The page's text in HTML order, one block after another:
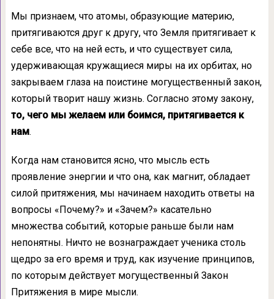
Мы признаем, что атомы, образую­щие материю,
притягиваются друг к другу, что Земля притягивает к
себе все, что на ней есть, и что существует сила,
удерживающая кружащиеся миры на их орбитах, но
закры­ваем глаза на поистине могущественный за­кон,
который творит нашу жизнь. Согласно этому закону,
то, чего мы желаем или боим­ся, притягивается к
нам.
Когда нам становится ясно, что мысль есть
проявление энергии и что она, как маг­нит, обладает
силой притяжения, мы начина­ем находить ответы на
вопросы «Почему?» и «Зачем?» касательно
множества событий, которые раньше были нам
непонятны. Ничто не вознаграждает ученика столь
щедро за его время и труд, как изучение принципов,
по которым действует могущественный Закон
Притяжения в мире мысли.